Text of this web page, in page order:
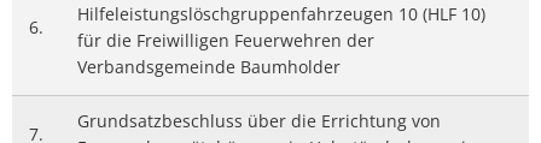
6.
Hilfeleistungslöschgruppenfahrzeugen 10 (HLF 10)
für die Freiwilligen Feuerwehren der
Verbandsgemeinde Baumholder
7.
Grundsatzbeschluss über die Errichtung von